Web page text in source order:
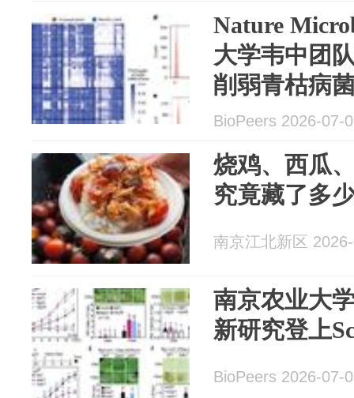
Nature
大学韦中团
削弱青枯病
BioPeers 2026-07-
烧鸡、西瓜
究竟藏了多
南京江北新区
南京农业大
新研究登上
BioPeers 2026-07-